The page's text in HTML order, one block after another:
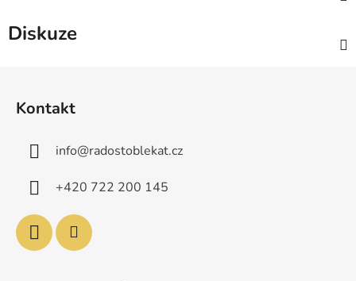
Diskuze
Kontakt
info@radostoblekat.cz
+420 722 200 145